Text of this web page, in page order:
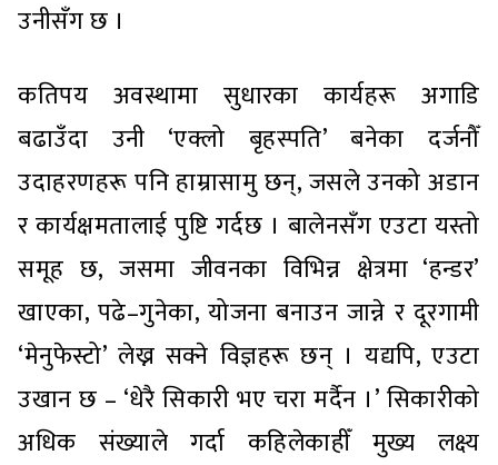
उनीसँग छ ।
कतिपय अवस्थामा सुधारका कार्यहरू अगाडि
बढाउँदा उनी ‘एक्लो बृहस्पति’ बनेका दर्जनौँ
उदाहरणहरू पनि हाम्रासामु छन्, जसले उनको अडान
र कार्यक्षमतालाई पुष्टि गर्दछ । बालेनसँग एउटा यस्तो
समूह छ, जसमा जीवनका विभिन्न क्षेत्रमा ‘हन्डर’
खाएका, पढे–गुनेका, योजना बनाउन जान्ने र दूरगामी
‘मेनुफेस्टो’ लेख्न सक्ने विज्ञहरू छन् । यद्यपि, एउटा
उखान छ – ‘धेरै सिकारी भए चरा मर्दैन ।’ सिकारीको
अधिक संख्याले गर्दा कहिलेकाहीँ मुख्य लक्ष्य